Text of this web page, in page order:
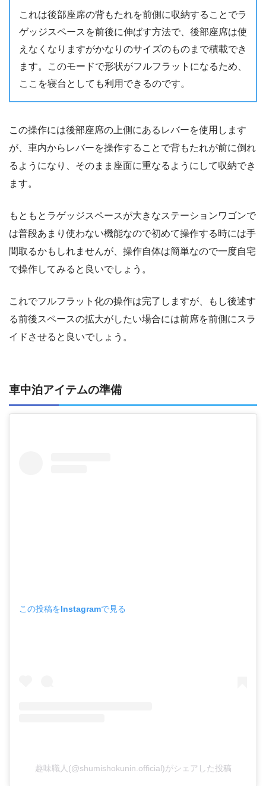
これは後部座席の背もたれを前側に収納することでラ
ゲッジスペースを前後に伸ばす方法で、後部座席は使
えなくなりますがかなりのサイズのものまで積載でき
ます。このモードで形状がフルフラットになるため、
ここを寝台としても利用できるのです。
この操作には後部座席の上側にあるレバーを使用します
が、車内からレバーを操作することで背もたれが前に倒れ
るようになり、そのまま座面に重なるようにして収納でき
ます。
もともとラゲッジスペースが大きなステーションワゴンで
は普段あまり使わない機能なので初めて操作する時には手
間取るかもしれませんが、操作自体は簡単なので一度自宅
で操作してみると良いでしょう。
これでフルフラット化の操作は完了しますが、もし後述す
る前後スペースの拡大がしたい場合には前席を前側にスラ
イドさせると良いでしょう。
車中泊アイテムの準備
この投稿をInstagramで見る
趣味職人(@shumishokunin.official)がシェアした投稿